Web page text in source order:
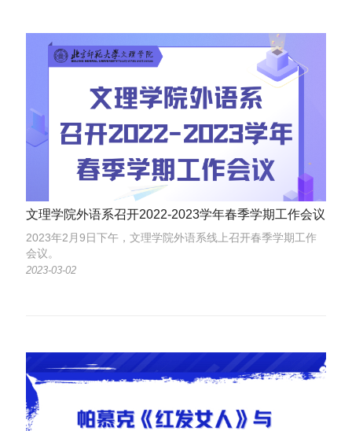
文理学院外语系召开2022-2023学年春季学期工作会议
2023年2月9日下午，文理学院外语系线上召开春季学期工作
会议。
2023-03-02